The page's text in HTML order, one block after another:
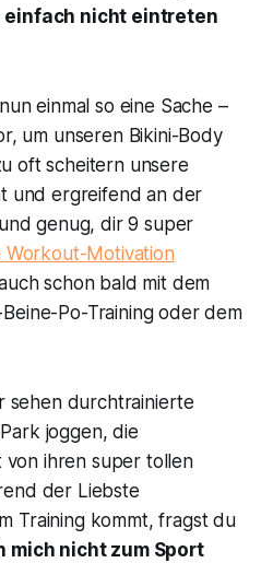
nicht eintreten
einmal so eine Sache –
um unseren Bikini-Body
oft scheitern unsere
und ergreifend an der
genug, dir 9 super
Motivation
schon bald mit dem
Po-Training oder dem
sehen durchtrainierte
joggen, die
von ihren super tollen
der Liebste
Training kommt, fragst du
mich nicht zum Sport